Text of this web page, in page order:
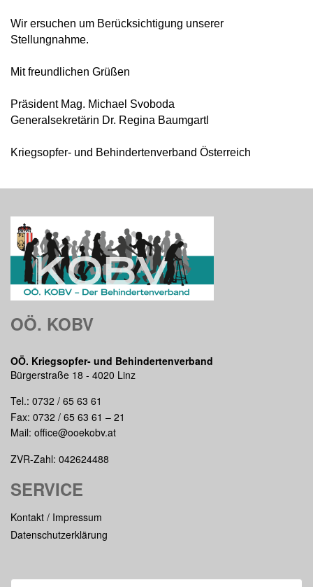
Wir ersuchen um Berücksichtigung unserer
Stellungnahme.
Mit freundlichen Grüßen
Präsident Mag. Michael Svoboda
Generalsekretärin Dr. Regina Baumgartl
Kriegsopfer- und Behindertenverband Österreich
OÖ. KOBV
OÖ. Kriegsopfer- und Behindertenverband
Bürgerstraße 18 - 4020 Linz
Tel.: 0732 / 65 63 61
Fax: 0732 / 65 63 61 – 21
Mail: office@ooekobv.at
ZVR-Zahl: 042624488
SERVICE
Kontakt / Impressum
Datenschutzerklärung